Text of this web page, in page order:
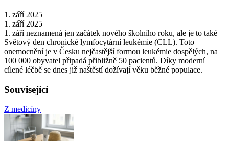
1. září 2025
1. září 2025
1. září neznamená jen začátek nového školního roku, ale je to také
Světový den chronické lymfocytární leukémie (CLL). Toto
onemocnění je v Česku nejčastější formou leukémie dospělých, na
100 000 obyvatel připadá přibližně 50 pacientů. Díky moderní
cílené léčbě se dnes již naštěstí dožívají věku běžné populace.
Související
Z medicíny